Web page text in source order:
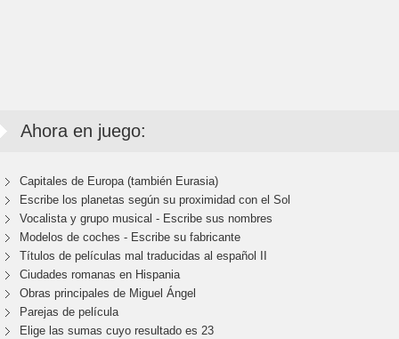
Ahora en juego:
Capitales de Europa (también Eurasia)
Escribe los planetas según su proximidad con el Sol
Vocalista y grupo musical - Escribe sus nombres
Modelos de coches - Escribe su fabricante
Títulos de películas mal traducidas al español II
Ciudades romanas en Hispania
Obras principales de Miguel Ángel
Parejas de película
Elige las sumas cuyo resultado es 23